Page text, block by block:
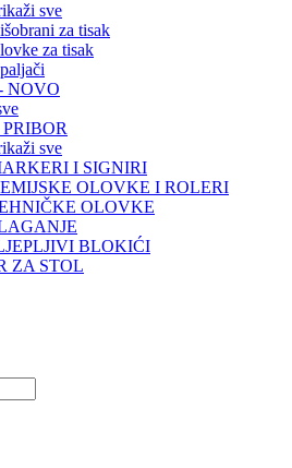
sve
za tisak
za tisak
NOVO
sve
I SIGNIRI
OLOVKE I ROLERI
OLOVKE
BLOKIĆI
ZA STOL